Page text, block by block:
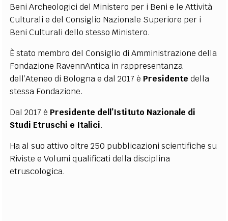
Beni Archeologici del Ministero per i Beni e le Attività
Culturali e del Consiglio Nazionale Superiore per i
Beni Culturali dello stesso Ministero.
È stato membro del Consiglio di Amministrazione della
Fondazione RavennAntica in rappresentanza
dell’Ateneo di Bologna e dal 2017 è Presidente della
stessa Fondazione.
Dal 2017 è Presidente dell’Istituto Nazionale di
Studi Etruschi e Italici.
Ha al suo attivo oltre 250 pubblicazioni scientifiche su
Riviste e Volumi qualificati della disciplina
etruscologica.